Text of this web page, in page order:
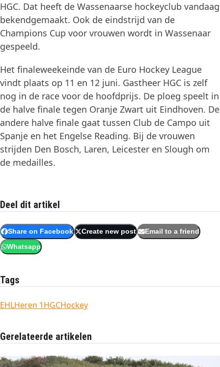
HGC. Dat heeft de Wassenaarse hockeyclub vandaag
bekendgemaakt. Ook de eindstrijd van de
Champions Cup voor vrouwen wordt in Wassenaar
gespeeld.
Het finaleweekeinde van de Euro Hockey League
vindt plaats op 11 en 12 juni. Gastheer HGC is zelf
nog in de race voor de hoofdprijs. De ploeg speelt in
de halve finale tegen Oranje Zwart uit Eindhoven. De
andere halve finale gaat tussen Club de Campo uit
Spanje en het Engelse Reading. Bij de vrouwen
strijden Den Bosch, Laren, Leicester en Slough om
de medailles.
Deel dit artikel
Share on Facebook Create new post Email to a friend
Whatsapp
Tags
EHLHeren 1HGCHockey
Gerelateerde artikelen